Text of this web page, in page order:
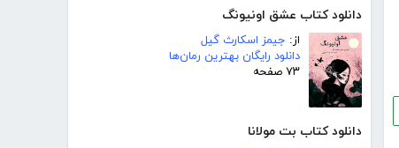
دانلود کتاب عشق اونیونگ
از: جیمز اسکارث گیل
دانلود رایگان بهترین رمان‌ها
۷۳ صفحه
دانلود کتاب بت مولانا